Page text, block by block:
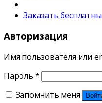
Заказать
Авторизация
Имя пользователя или
Пароль *
Запомнить меня